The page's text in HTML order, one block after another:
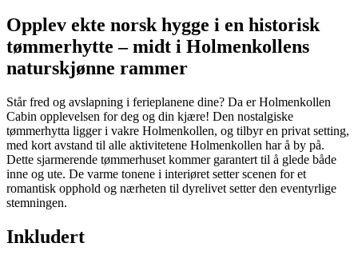
Opplev ekte norsk hygge i en historisk
tømmerhytte – midt i Holmenkollens
naturskjønne rammer
Står fred og avslapning i ferieplanene dine? Da er Holmenkollen
Cabin opplevelsen for deg og din kjære! Den nostalgiske
tømmerhytta ligger i vakre Holmenkollen, og tilbyr en privat setting,
med kort avstand til alle aktivitetene Holmenkollen har å by på.
Dette sjarmerende tømmerhuset kommer garantert til å glede både
inne og ute. De varme tonene i interiøret setter scenen for et
romantisk opphold og nærheten til dyrelivet setter den eventyrlige
stemningen.
Inkludert